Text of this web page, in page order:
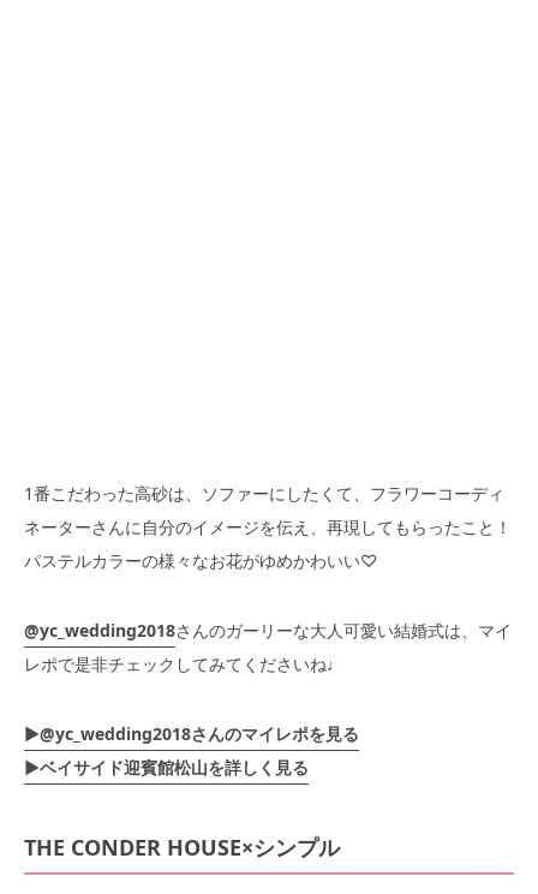
1番こだわった高砂は、ソファーにしたくて、フラワーコーディ
ネーターさんに自分のイメージを伝え、再現してもらったこと！
パステルカラーの様々なお花がゆめかわいい♡
@yc_wedding2018さんのガーリーな大人可愛い結婚式は、マイ
レポで是非チェックしてみてくださいね♩
▶︎@yc_wedding2018さんのマイレポを見る
▶ベイサイド迎賓館松山を詳しく見る
THE CONDER HOUSE×シンプル